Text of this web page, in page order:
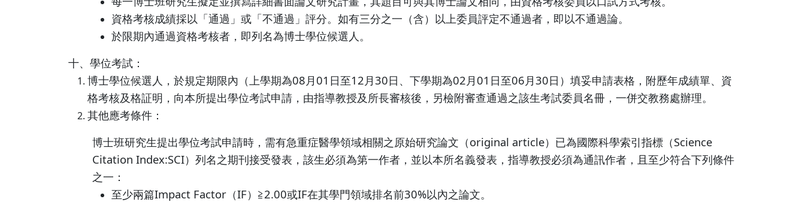
資格考核成績採以「通過」或「不通過」評分。如有三分之一（含）以上委員評定不通過者，即以不通過論。
於限期內通過資格考核者，即列名為博士學位候選人。
十、學位考試：
博士學位候選人，於規定期限內（上學期為08月01日至12月30日、下學期為02月01日至06月30日）填妥申請表格，附歷年成績單、資
格考核及格証明，向本所提出學位考試申請，由指導教授及所長審核後，另檢附審查通過之該生考試委員名冊，一併交教務處辦理。
其他應考條件：
博士班研究生提出學位考試申請時，需有急重症醫學領域相關之原始研究論文（original article）已為國際科學索引指標（Science
Citation Index:SCI）列名之期刊接受發表，該生必須為第一作者，並以本所名義發表，指導教授必須為通訊作者，且至少符合下列條件
之一：
至少兩篇Impact Factor（IF）≧2.00或IF在其學門領域排名前30%以內之論文。